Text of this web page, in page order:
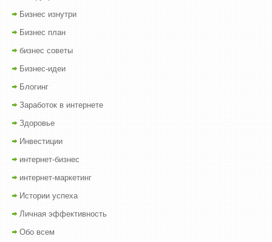
Бизнес изнутри
Бизнес план
бизнес советы
Бизнес-идеи
Блогинг
Заработок в интернете
Здоровье
Инвестиции
интернет-бизнес
интернет-маркетинг
Истории успеха
Личная эффективность
Обо всем